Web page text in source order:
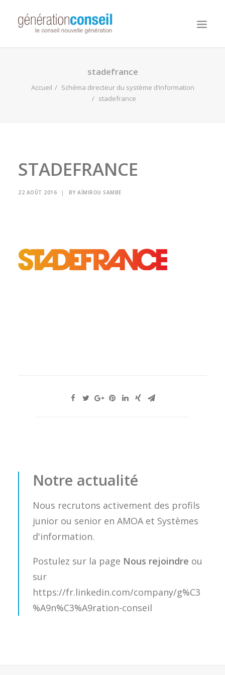
NOS MISSIONS
stadefrance
Accueil
Schéma directeur du système d’information
stadefrance
STADEFRANCE
22 AOÛT 2016 | BY AÏMIROU SAMBE
Notre actualité
Nous recrutons activement des profils
junior ou senior en AMOA et Systèmes
d'information.
Postulez sur la page Nous rejoindre ou
sur
https://fr.linkedin.com/company/g%C3
%A9n%C3%A9ration-conseil